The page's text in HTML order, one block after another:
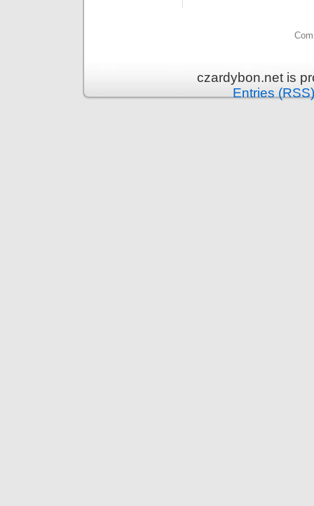
czardybon.net is
Entries (RSS)